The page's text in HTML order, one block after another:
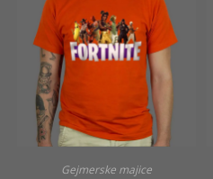
Gejmerske majice